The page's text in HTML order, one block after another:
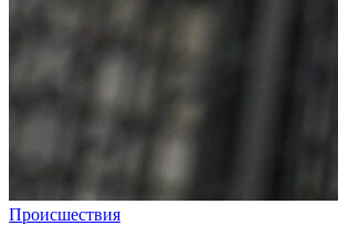
Происшествия